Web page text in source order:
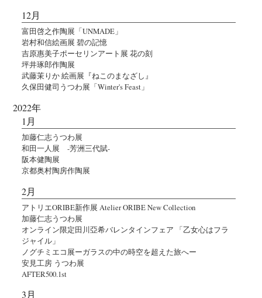
12月
富田啓之作陶展「UNMADE」
岩村和信絵画展 碧の記憶
吉原惠美子ポーセリンアート展 花の刻
坪井琢郎作陶展
武藤茉りか 絵画展『ねこのまなざし』
久保田健司うつわ展「Winter's Feast」
2022年
1月
加藤仁志うつわ展
和田一人展 -芳洲三代賦-
阪本健陶展
京都奥村陶房作陶展
2月
アトリエORIBE新作展 Atelier ORIBE New Collection
加藤仁志うつわ展
オンライン限定田川亞希バレンタインフェア 「乙女心はフラ
ジャイル」
ノグチミエコ展ーガラスの中の時空を超えた旅へー
安見工房 うつわ展
AFTER500.1st
3月